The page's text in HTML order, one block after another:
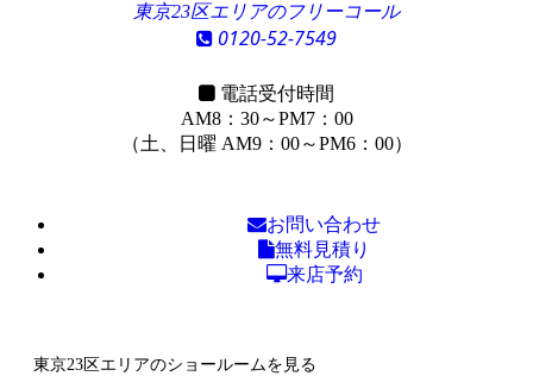
東京23区エリアのフリーコール
0120-52-7549
電話受付時間
AM8：30～PM7：00
（土、日曜 AM9：00～PM6：00）
お問い合わせ
無料見積り
来店予約
東京23区エリアのショールームを見る